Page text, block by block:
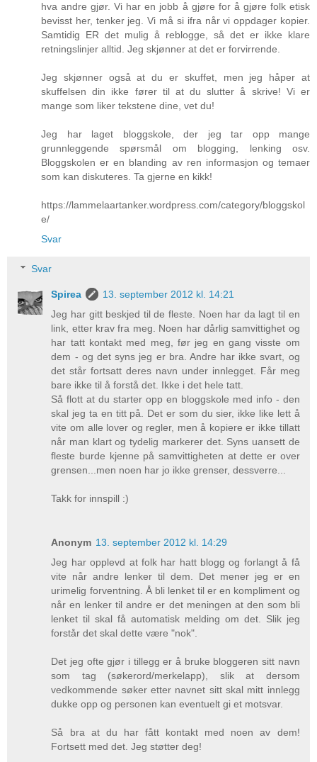
hva andre gjør. Vi har en jobb å gjøre for å gjøre folk etisk
bevisst her, tenker jeg. Vi må si ifra når vi oppdager kopier.
Samtidig ER det mulig å reblogge, så det er ikke klare
retningslinjer alltid. Jeg skjønner at det er forvirrende.
Jeg skjønner også at du er skuffet, men jeg håper at
skuffelsen din ikke fører til at du slutter å skrive! Vi er
mange som liker tekstene dine, vet du!
Jeg har laget bloggskole, der jeg tar opp mange
grunnleggende spørsmål om blogging, lenking osv.
Bloggskolen er en blanding av ren informasjon og temaer
som kan diskuteres. Ta gjerne en kikk!
https://lammelaartanker.wordpress.com/category/bloggskol
e/
Svar
Svar
Spirea
13. september 2012 kl. 14:21
Jeg har gitt beskjed til de fleste. Noen har da lagt til en
link, etter krav fra meg. Noen har dårlig samvittighet og
har tatt kontakt med meg, før jeg en gang visste om
dem - og det syns jeg er bra. Andre har ikke svart, og
det står fortsatt deres navn under innlegget. Får meg
bare ikke til å forstå det. Ikke i det hele tatt.
Så flott at du starter opp en bloggskole med info - den
skal jeg ta en titt på. Det er som du sier, ikke like lett å
vite om alle lover og regler, men å kopiere er ikke tillatt
når man klart og tydelig markerer det. Syns uansett de
fleste burde kjenne på samvittigheten at dette er over
grensen...men noen har jo ikke grenser, dessverre...
Takk for innspill :)
Anonym 13. september 2012 kl. 14:29
Jeg har opplevd at folk har hatt blogg og forlangt å få
vite når andre lenker til dem. Det mener jeg er en
urimelig forventning. Å bli lenket til er en kompliment og
når en lenker til andre er det meningen at den som bli
lenket til skal få automatisk melding om det. Slik jeg
forstår det skal dette være "nok".
Det jeg ofte gjør i tillegg er å bruke bloggeren sitt navn
som tag (søkerord/merkelapp), slik at dersom
vedkommende søker etter navnet sitt skal mitt innlegg
dukke opp og personen kan eventuelt gi et motsvar.
Så bra at du har fått kontakt med noen av dem!
Fortsett med det. Jeg støtter deg!